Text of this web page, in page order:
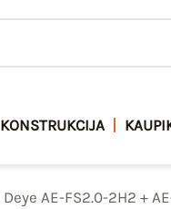
KONSTRUKCIJA
Deye AE-FS2.0-2H2 +